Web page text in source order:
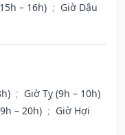
– 16h) ; Giờ Dậu
; Giờ Tỵ (9h – 10h)
– 20h) ; Giờ Hợi